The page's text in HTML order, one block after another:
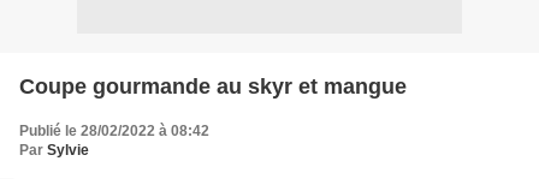
Coupe gourmande au skyr et mangue
Publié le 28/02/2022 à 08:42
Par Sylvie